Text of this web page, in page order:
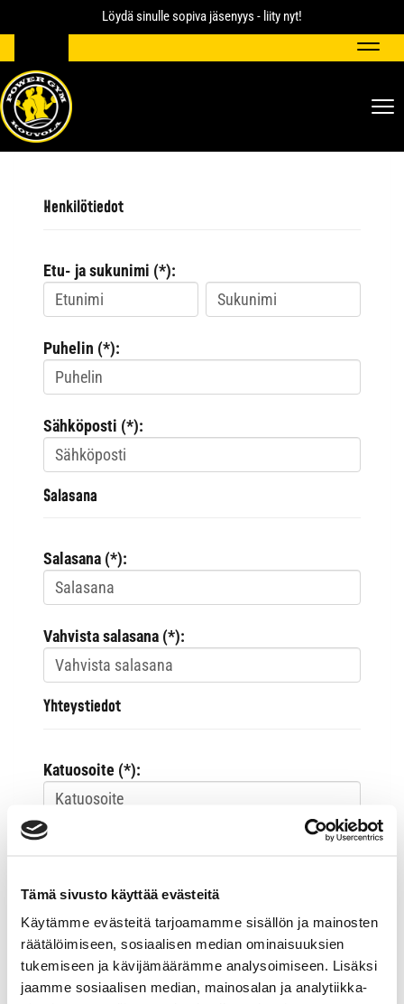
Tämä sivusto käyttää evästeitä
Käytämme evästeitä tarjoamamme sisällön ja mainosten
räätälöimiseen, sosiaalisen median ominaisuuksien
tukemiseen ja kävijämäärämme analysoimiseen. Lisäksi
jaamme sosiaalisen median, mainosalan ja analytiikka-
Löydä sinulle sopiva jäsenyys - liity nyt!
Henkilötiedot
Etu- ja sukunimi (*):
Puhelin (*):
Sähköposti (*):
Salasana
Salasana (*):
Vahvista salasana (*):
Yhteystiedot
Katuosoite (*):
Maa (*):
Suomi
Rekisteröidy